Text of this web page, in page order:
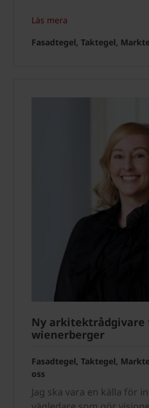
Läs mera
Fasadtegel, Taktegel,
Ny arkitektrådgivare
wienerberger
Fasadtegel, Taktegel,
oss
Jag ska vara en källa för